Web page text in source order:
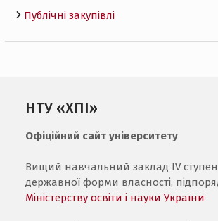
Публічні закупівлі
НТУ «ХПІ»
Офіційний сайт університету
Вищий навчальний заклад IV
державної форми власності,
Міністерству освіти і науки України